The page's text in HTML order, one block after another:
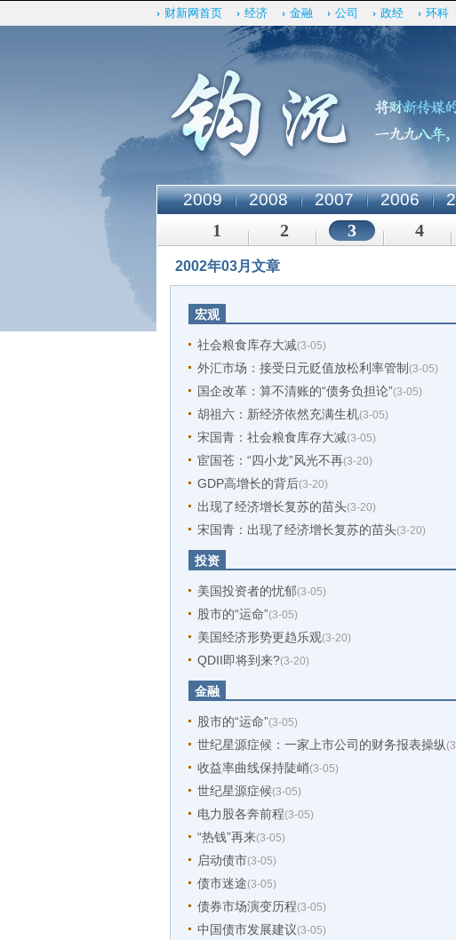
财新网首页 经济 金融 公司 政经 环科
2009 2008 2007 2006
1 2 3 4
2002年03月文章
宏观
社会粮食库存大减(3-05)
外汇市场：接受日元贬值放松利率管制 (3-05)
国企改革：算不清账的“债务负担论”(3-05)
胡祖六：新经济依然充满生机(3-05)
宋国青：社会粮食库存大减(3-05)
宦国苍：“四小龙”风光不再(3-20)
GDP高增长的背后(3-20)
出现了经济增长复苏的苗头(3-20)
宋国青：出现了经济增长复苏的苗头(3-20)
投资
美国投资者的忧郁(3-05)
股市的“运命”(3-05)
美国经济形势更趋乐观(3-20)
QDII即将到来?(3-20)
金融
股市的“运命”(3-05)
世纪星源症候：一家上市公司的财务报表操纵
收益率曲线保持陡峭(3-05)
世纪星源症候(3-05)
电力股各奔前程(3-05)
“热钱”再来(3-05)
启动债市(3-05)
债市迷途(3-05)
债券市场演变历程(3-05)
中国债市发展建议(3-05)